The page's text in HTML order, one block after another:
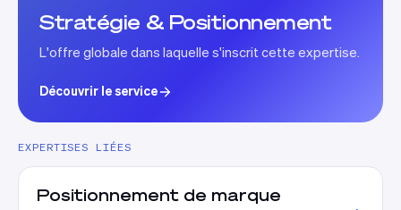
Stratégie & Positionnement
L'offre globale dans laquelle s'inscrit cette expertise.
Découvrir le service
EXPERTISES LIÉES
Positionnement de marque